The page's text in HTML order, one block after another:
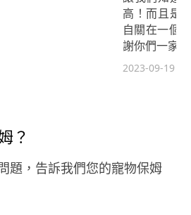
高！而且是
自關在一個
謝你們一家
2023-09-19
？
題，告訴我們您的寵物保姆